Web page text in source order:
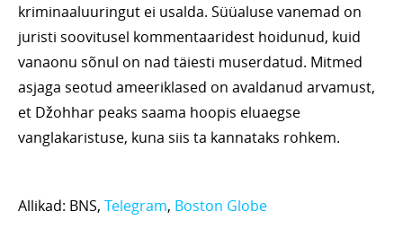
kriminaaluuringut ei usalda. Süüaluse vanemad on
juristi soovitusel kommentaaridest hoidunud, kuid
vanaonu sõnul on nad täiesti muserdatud. Mitmed
asjaga seotud ameeriklased on avaldanud arvamust,
et Džohhar peaks saama hoopis eluaegse
vanglakaristuse, kuna siis ta kannataks rohkem.
Allikad: BNS, Telegram, Boston Globe